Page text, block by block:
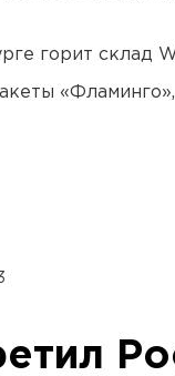
горит склад